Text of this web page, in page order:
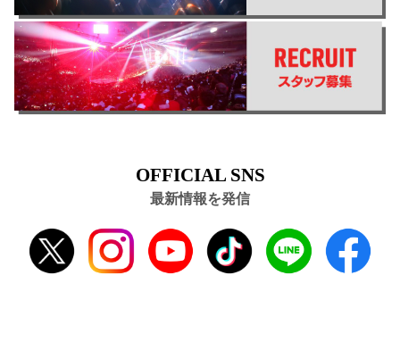
OFFICIAL SNS
最新情報を発信